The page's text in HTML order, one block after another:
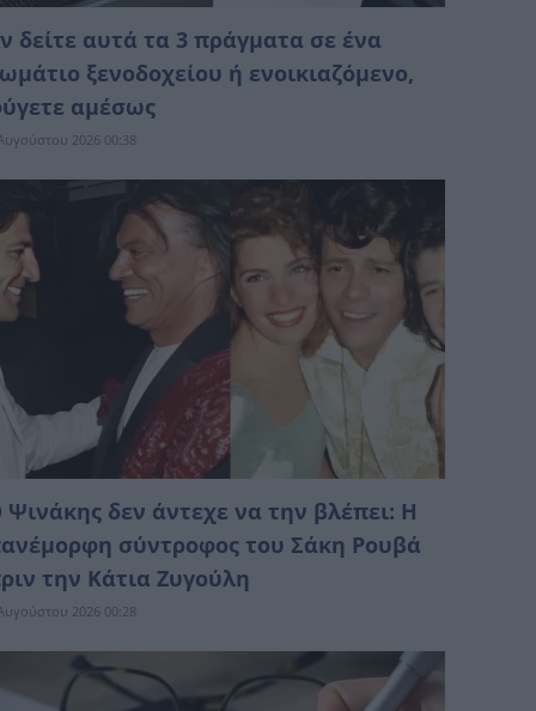
δείτε αυτά τα 3 πράγματα σε ένα
ξενοδοχείου ή ενοικιαζόμενο,
αμέσως
2026 00:38
Ψινάκης δεν άντεχε να την βλέπει: Η
σύντροφος του Σάκη Ρουβά
την Κάτια Ζυγούλη
2026 00:28